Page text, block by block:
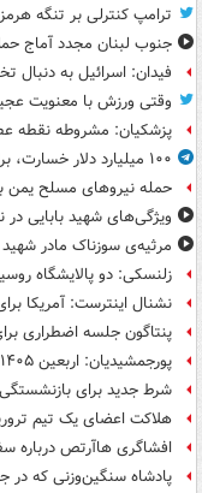
ترامپ کنترلی بر تنگه هرمز
جنوب لبنان مجدد آماج
فیدان: اسرائیل به
وقتی ورزش با معنویت
پزشکیان: مشروطه نقطه
۱۰۰ میلیارد دلار خسارت، برای باز نگه داشتن تنگه‌ای که باز بود!
حمله نیروهای مسلح یمن
ویژگی‌های شهید بابایی در
مرثیه‌ی سوزناک مادر
زلنسکی: دو پالایشگاه
نشنال اینترست: آمریکا
پنتاگون جلسه اضطراری
پورجمشیدیان: اربعین ۱۴۰۵ با بالاترین سطح امنیت برگزار شد
شرط جدید برای
هلاکت اعضای یک تیم
افشاگری هاآرتص درباره
پادشاه سنگین‌وزنی که در